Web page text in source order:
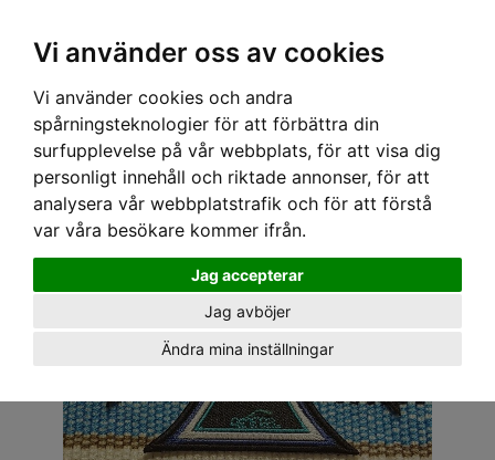
Vi använder oss av cookies
Vi använder cookies och andra
spårningsteknologier för att förbättra din
surfupplevelse på vår webbplats, för att visa dig
personligt innehåll och riktade annonser, för att
analysera vår webbplatstrafik och för att förstå
var våra besökare kommer ifrån.
Jag accepterar
Jag avböjer
Ändra mina inställningar
Hem› ACCESSOARER ›TYGMÄRKEN › TYGMÄRKE - MALTASER KRORS MOTOR